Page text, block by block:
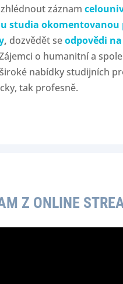
záznam
studia okomentovanou
, dozvědět seodpovědi
o humanitní a
nabídky studijních
tak profesně.
Z ONLINE